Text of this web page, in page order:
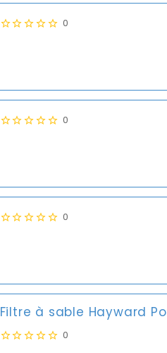
0
0
0
Filtre à sable Hayward
0